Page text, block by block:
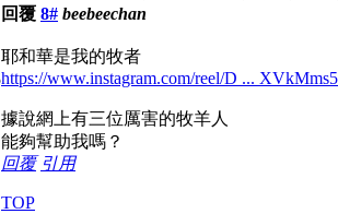
回覆 8# beebeechan
耶和華是我的牧者
https://www.instagram.com/reel/D ...
據說網上有三位厲害的牧羊人
能夠幫助我嗎？
回覆 引用
TOP